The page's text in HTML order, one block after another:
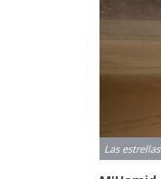
Las